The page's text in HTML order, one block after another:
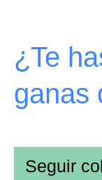
¿Te
ganas
Seguir